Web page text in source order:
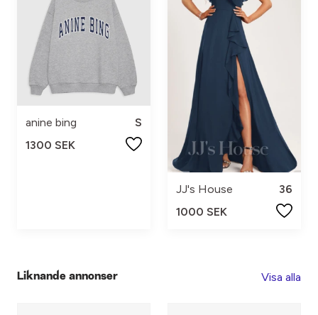
anine bing
S
1300 SEK
JJ's House
36
1000 SEK
Liknande annonser Visa alla